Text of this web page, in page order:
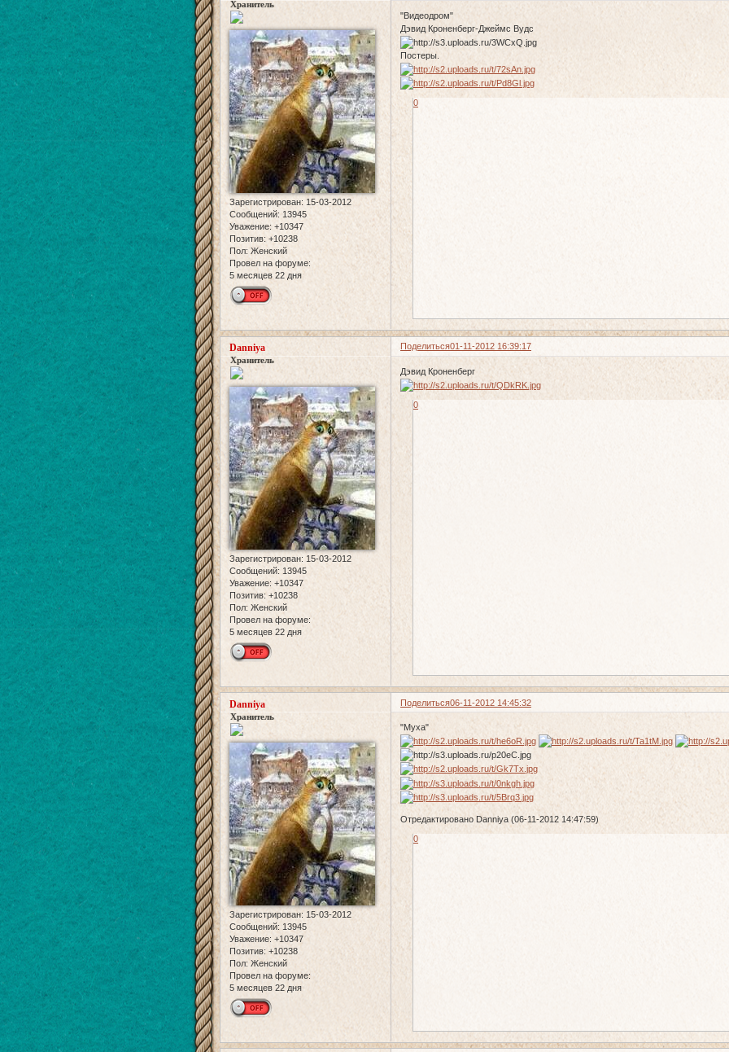
Хранитель
Зарегистрирован: 15-03-2012
Сообщений: 13945
Уважение: +10347
Позитив: +10238
Пол:Женский
Провел на форуме:
5 месяцев 22 дня
"Видеодром"
Дэвид Кроненберг-Джеймс Вудс
Постеры.
0
Поделиться01-11-2012 16:39:17
Danniya
Хранитель
Зарегистрирован: 15-03-2012
Сообщений: 13945
Уважение: +10347
Позитив: +10238
Пол: Женский
Провел на форуме:
5 месяцев 22 дня
Дэвид Кроненберг
0
Поделиться06-11-2012 14:45:32
Danniya
Хранитель
Зарегистрирован: 15-03-2012
Сообщений: 13945
Уважение: +10347
Позитив: +10238
Пол:Женский
Провел на форуме:
5 месяцев 22 дня
"Муха"
Отредактировано Danniya (06-11-2012 14:47:59)
0